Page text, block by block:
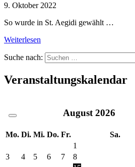
9. Oktober 2022
So wurde in St. Aegidi gewählt …
Weiterlesen
Suche nach:
Veranstaltungskalendar
August 2026
Mo. Di. Mi. Do. Fr. Sa.
1
3
4 5 6 7 8